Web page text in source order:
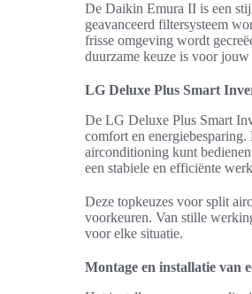
De Daikin Emura II is een
geavanceerd filtersysteem
frisse omgeving wordt
duurzame keuze is voor
LG Deluxe Plus Smart
De LG Deluxe Plus Smart
comfort en
airconditioning kunt
een stabiele en efficiënte
Deze topkeuzes voor split
voorkeuren. Van stille
voor elke situatie.
Montage en installatie van